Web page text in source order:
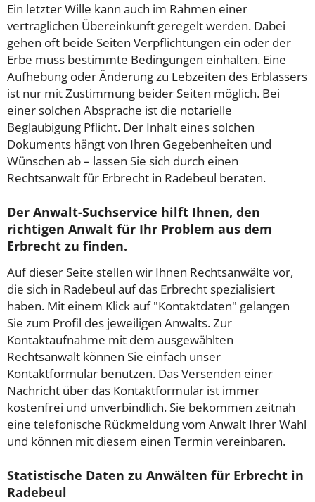
Ein letzter Wille kann auch im Rahmen einer
vertraglichen Übereinkunft geregelt werden. Dabei
gehen oft beide Seiten Verpflichtungen ein oder der
Erbe muss bestimmte Bedingungen einhalten. Eine
Aufhebung oder Änderung zu Lebzeiten des Erblassers
ist nur mit Zustimmung beider Seiten möglich. Bei
einer solchen Absprache ist die notarielle
Beglaubigung Pflicht. Der Inhalt eines solchen
Dokuments hängt von Ihren Gegebenheiten und
Wünschen ab – lassen Sie sich durch einen
Rechtsanwalt für Erbrecht in Radebeul beraten.
Der Anwalt-Suchservice hilft Ihnen, den
richtigen Anwalt für Ihr Problem aus dem
Erbrecht zu finden.
Auf dieser Seite stellen wir Ihnen Rechtsanwälte vor,
die sich in Radebeul auf das Erbrecht spezialisiert
haben. Mit einem Klick auf "Kontaktdaten" gelangen
Sie zum Profil des jeweiligen Anwalts. Zur
Kontaktaufnahme mit dem ausgewählten
Rechtsanwalt können Sie einfach unser
Kontaktformular benutzen. Das Versenden einer
Nachricht über das Kontaktformular ist immer
kostenfrei und unverbindlich. Sie bekommen zeitnah
eine telefonische Rückmeldung vom Anwalt Ihrer Wahl
und können mit diesem einen Termin vereinbaren.
Statistische Daten zu Anwälten für Erbrecht in
Radebeul